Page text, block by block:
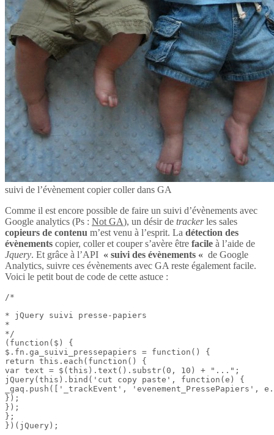
suivi de l’évènement copier coller dans GA
Comme il est encore possible de faire un suivi d’évènements avec
Google analytics (Ps : Not GA), un désir de trackerles sales
copieurs de contenu m’est venu à l’esprit. La détection des
évènements copier, coller et couper s’avère être facile à l’aide de
Jquery. Et grâce à l’API « suivi des évènements « de Google
Analytics, suivre ces évènements avec GA reste également facile.
Voici le petit bout de code de cette astuce :
/*
* jQuery suivi presse-papiers
*
*/
(function($) {
$.fn.ga_suivi_pressepapiers = function() {
return this.each(function() {
var text = $(this).text().substr(0, 10) + "...";
jQuery(this).bind('cut copy paste', function(e) {
_gaq.push(['_trackEvent', 'evenement_PressePapiers',
});
});
};
})(jQuery);